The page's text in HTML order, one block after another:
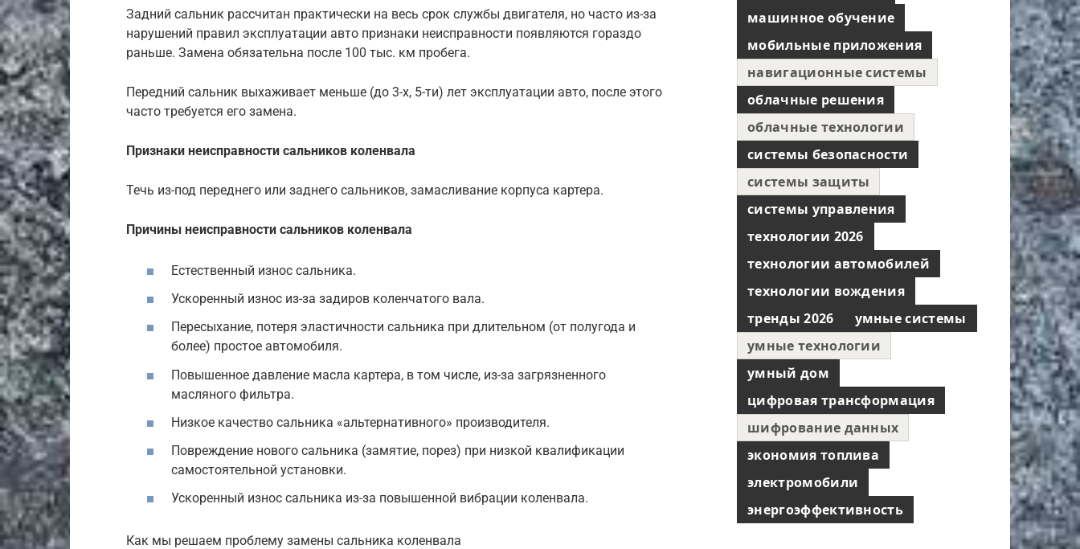
Задний сальник рассчитан практически на весь срок службы двигателя, но часто из-за
нарушений правил эксплуатации авто признаки неисправности появляются гораздо
раньше. Замена обязательна после 100 тыс. км пробега.
Передний сальник выхаживает меньше (до 3-х, 5-ти) лет эксплуатации авто, после этого
часто требуется его замена.
Признаки неисправности сальников коленвала
Течь из-под переднего или заднего сальников, замасливание корпуса картера.
Причины неисправности сальников коленвала
Естественный износ сальника.
Ускоренный износ из-за задиров коленчатого вала.
Пересыхание, потеря эластичности сальника при длительном (от полугода и
более) простое автомобиля.
Повышенное давление масла картера, в том числе, из-за загрязненного
масляного фильтра.
Низкое качество сальника «альтернативного» производителя.
Повреждение нового сальника (замятие, порез) при низкой квалификации
самостоятельной установки.
Ускоренный износ сальника из-за повышенной вибрации коленвала.
Как мы решаем проблему замены сальника коленвала
машинное обучение
мобильные приложения
навигационные системы
облачные решения
облачные технологии
системы безопасности
системы защиты
системы управления
технологии 2026
технологии автомобилей
технологии вождения
тренды 2026
умные системы
умные технологии
умный дом
цифровая трансформация
шифрование данных
экономия топлива
электромобили
энергоэффективность